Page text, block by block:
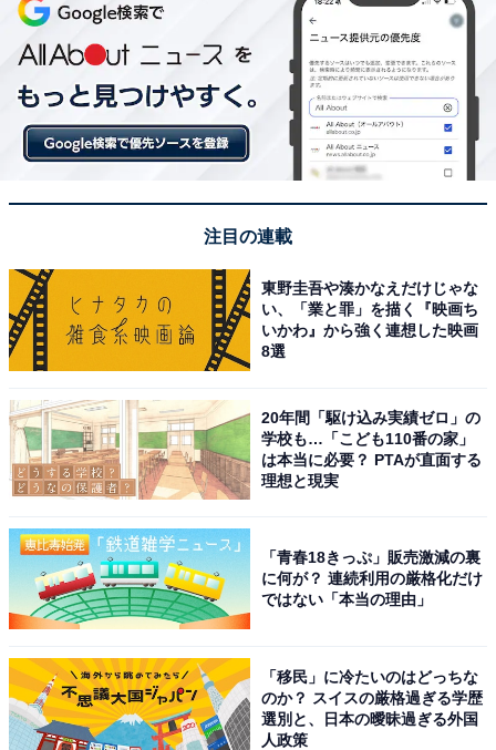
ついたてで隠して駒を配置する「自由配置将棋」
運の要素や戦略性も必要なので、さらに奥深い将棋の面
白さを味わうことができます。
注目の連載
東野圭吾や湊かなえだけじゃな
い、「業と罪」を描く『映画ち
いかわ』から強く連想した映画
8選
20年間「駆け込み実績ゼロ」の
学校も…「こども110番の家」
は本当に必要？ PTAが直面する
理想と現実
「青春18きっぷ」販売激減の裏
に何が？ 連続利用の厳格化だけ
ではない「本当の理由」
「移民」に冷たいのはどっちな
のか？ スイスの厳格過ぎる学歴
選別と、日本の曖昧過ぎる外国
人政策